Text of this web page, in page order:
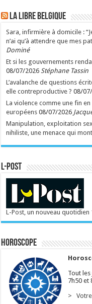
LA Libre Belgique
Sara, infirmière à domicile :
n’ai qu’à attendre que mes
Dominé
Et si les gouvernements
08/07/2026 Stéphane Tassin
L’avalanche de questions
elle contreproductive ? 08/
La violence comme une fin
européens 08/07/2026
Manipulation, exploitation
nihiliste, une menace qui
L-POST
L-Post, un nouveau
Horoscope
Tout les
7h50 et
> Votre